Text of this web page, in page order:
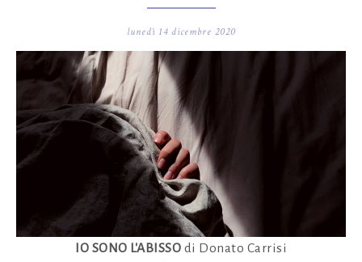
lunedì 14 dicembre 2020
IO SONO L'ABISSO di Donato Carrisi